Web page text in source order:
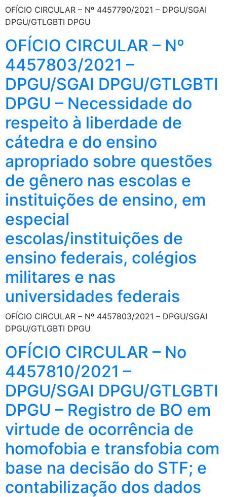
OFÍCIO CIRCULAR – Nº 4457790/2021 – DPGU/SGAI
DPGU/GTLGBTI DPGU
OFÍCIO CIRCULAR – Nº
4457803/2021 –
DPGU/SGAI DPGU/GTLGBTI
DPGU – Necessidade do
respeito à liberdade de
cátedra e do ensino
apropriado sobre questões
de gênero nas escolas e
instituições de ensino, em
especial
escolas/instituições de
ensino federais, colégios
militares e nas
universidades federais
OFÍCIO CIRCULAR – Nº 4457803/2021 – DPGU/SGAI
DPGU/GTLGBTI DPGU
OFÍCIO CIRCULAR – No
4457810/2021 –
DPGU/SGAI DPGU/GTLGBTI
DPGU – Registro de BO em
virtude de ocorrência de
homofobia e transfobia com
base na decisão do STF; e
contabilização dos dados